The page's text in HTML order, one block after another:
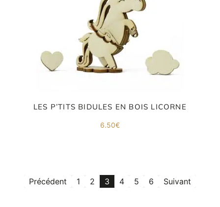
LES P’TITS BIDULES EN BOIS LICORNE
6.50€
Précédent 1 2 3 4 5 6 Suivant